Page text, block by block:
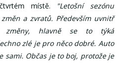
místě. "Letošní sezónu
a zvratů. Především uvnitř
změny, hlavně se to týká
zlé je pro něco dobré. Auto
sami. Občas je to boj, protože je